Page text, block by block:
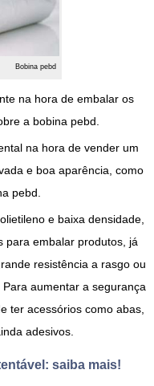
Bobina pebd
na hora de embalar os
a bobina pebd
na hora de vender um
e boa aparência, como
pebd
e baixa densidade,
para embalar produtos, já
resistência a rasgo ou
aumentar a segurança
ter acessórios como abas,
adesivos.
saiba mais!